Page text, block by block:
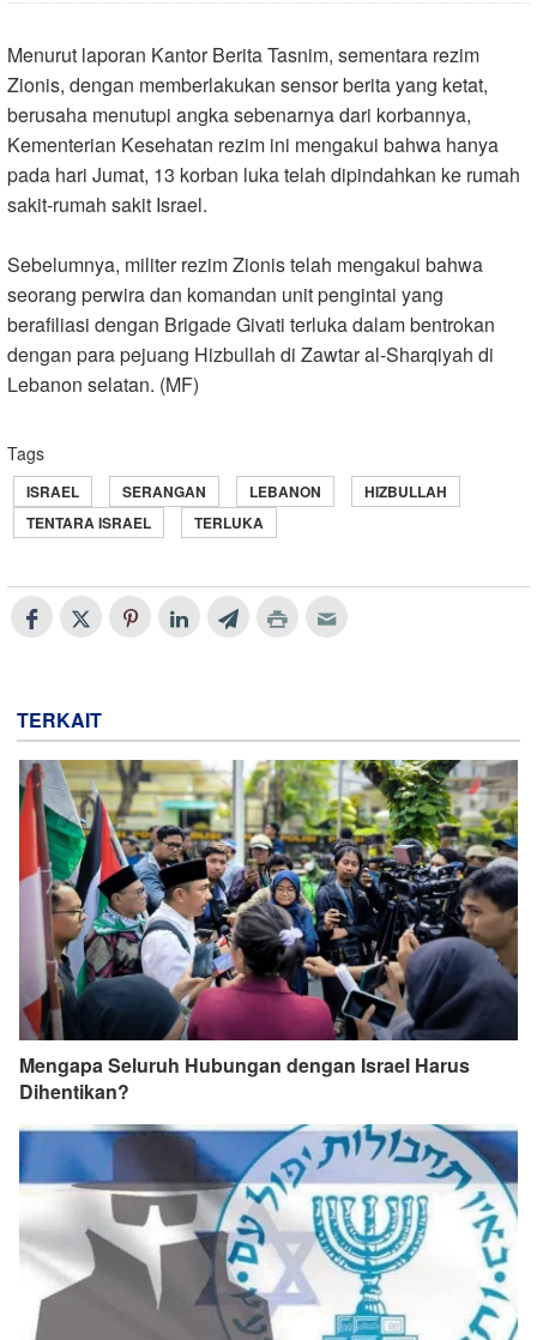
Menurut laporan Kantor Berita Tasnim, sementara rezim
Zionis, dengan memberlakukan sensor berita yang ketat,
berusaha menutupi angka sebenarnya dari korbannya,
Kementerian Kesehatan rezim ini mengakui bahwa hanya
pada hari Jumat, 13 korban luka telah dipindahkan ke rumah
sakit-rumah sakit Israel.
Sebelumnya, militer rezim Zionis telah mengakui bahwa
seorang perwira dan komandan unit pengintai yang
berafiliasi dengan Brigade Givati terluka dalam bentrokan
dengan para pejuang Hizbullah di Zawtar al-Sharqiyah di
Lebanon selatan. (MF)
Tags
ISRAEL SERANGAN LEBANON
HIZBULLAH
TENTARA ISRAEL
TERLUKA
TERKAIT
Mengapa Seluruh Hubungan dengan Israel Harus
Dihentikan?